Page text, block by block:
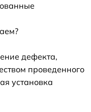
дефекта,
проведенного
установка